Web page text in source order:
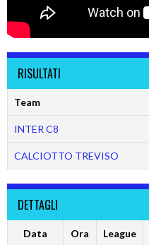
RISULTATI
Team
INTER C8
CALCIOTTO TREVISO
DETTAGLI
Data Ora League